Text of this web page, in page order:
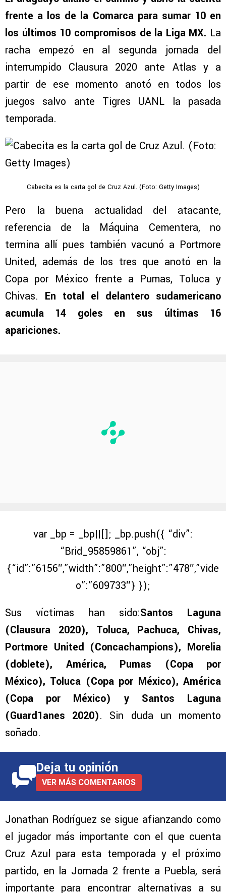
frente a los de la Comarca para sumar 10 en
los últimos 10 compromisos de la Liga MX. La
racha empezó en al segunda jornada del
interrumpido Clausura 2020 ante Atlas y a
partir de ese momento anotó en todos los
juegos salvo ante Tigres UANL la pasada
temporada.
Cabecita es la carta gol de Cruz Azul. (Foto: Getty Images)
Pero la buena actualidad del atacante,
referencia de la Máquina Cementera, no
termina allí pues también vacunó a Portmore
United, además de los tres que anotó en la
Copa por México frente a Pumas, Toluca y
Chivas. En total el delantero sudamericano
acumula 14 goles en sus últimas 16
apariciones.
var _bp = _bp||[]; _bp.push({ “div”:
“Brid_95859861”, “obj”:
{“id”:”6156″,”width”:”800″,”height”:”478″,”vide
o”:”609733″} });
Sus víctimas han sido:Santos Laguna
(Clausura 2020), Toluca, Pachuca, Chivas,
Portmore United (Concachampions), Morelia
(doblete), América, Pumas (Copa por
México), Toluca (Copa por México), América
(Copa por México) y Santos Laguna
(Guard1anes 2020). Sin duda un momento
soñado.
Deja tu opinión
VER MÁS COMENTARIOS
Jonathan Rodríguez se sigue afianzando como
el jugador más importante con el que cuenta
Cruz Azul para esta temporada y el próximo
partido, en la Jornada 2 frente a Puebla, será
importante para encontrar alternativas a su